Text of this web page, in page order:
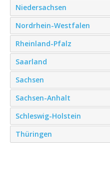
Niedersachsen
Nordrhein-Westfalen
Rheinland-Pfalz
Saarland
Sachsen
Sachsen-Anhalt
Schleswig-Holstein
Thüringen